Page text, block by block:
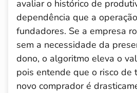
avaliar o histórico de
dependência que a
fundadores. Se a empresa
sem a necessidade da
dono, o algoritmo eleva o
pois entende que o risco de
novo comprador é